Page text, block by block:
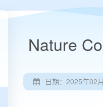
Nature
日期：2025年02